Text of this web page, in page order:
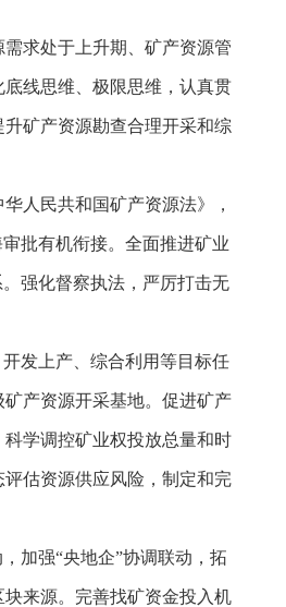
求处于上升期、矿产资源管
线思维、极限思维，认真贯
矿产资源勘查合理开采和综
人民共和国矿产资源法》，
批有机衔接。全面推进矿业
强化督察执法，严厉打击无
发上产、综合利用等目标任
产资源开采基地。促进矿产
学调控矿业权投放总量和时
估资源供应风险，制定和完
加强“央地企”协调联动，拓
来源。完善找矿资金投入机